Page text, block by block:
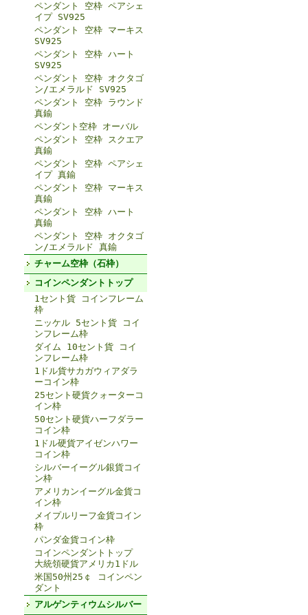
ペンダント 空枠 ペアシェ
イプ SV925
ペンダント 空枠 マーキス
SV925
ペンダント 空枠 ハート
SV925
ペンダント 空枠 オクタゴ
ン/エメラルド SV925
ペンダント 空枠 ラウンド
真鍮
ペンダント空枠 オーバル
ペンダント 空枠 スクエア
真鍮
ペンダント 空枠 ペアシェ
イプ 真鍮
ペンダント 空枠 マーキス
真鍮
ペンダント 空枠 ハート
真鍮
ペンダント 空枠 オクタゴ
ン/エメラルド 真鍮
チャーム空枠（石枠）
コインペンダントトップ
1セント貨 コインフレーム
枠
ニッケル 5セント貨 コイ
ンフレーム枠
ダイム 10セント貨 コイ
ンフレーム枠
1ドル貨サカガウィアダラ
ーコイン枠
25セント硬貨クォーターコ
イン枠
50セント硬貨ハーフダラー
コイン枠
1ドル硬貨アイゼンハワー
コイン枠
シルバーイーグル銀貨コイ
ン枠
アメリカンイーグル金貨コ
イン枠
メイプルリーフ金貨コイン
枠
パンダ金貨コイン枠
コインペンダントトップ
大統領硬貨アメリカ1ドル
米国50州25￠ コインペン
ダント
アルゲンティウムシルバー